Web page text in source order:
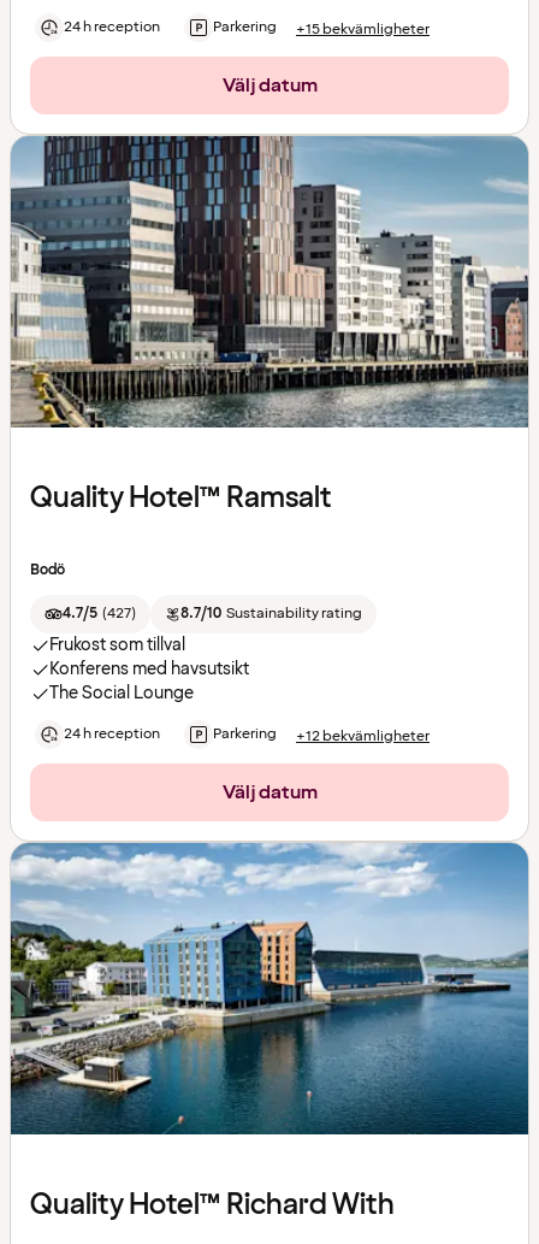
24 h reception Parkering +15 bekvämligheter
Välj datum
Quality Hotel™ Ramsalt
Bodö
4.7/5 (427) 8.7/10 Sustainability rating
Frukost som tillval
Konferens med havsutsikt
The Social Lounge
24 h reception Parkering +12 bekvämligheter
Välj datum
Quality Hotel™ Richard With